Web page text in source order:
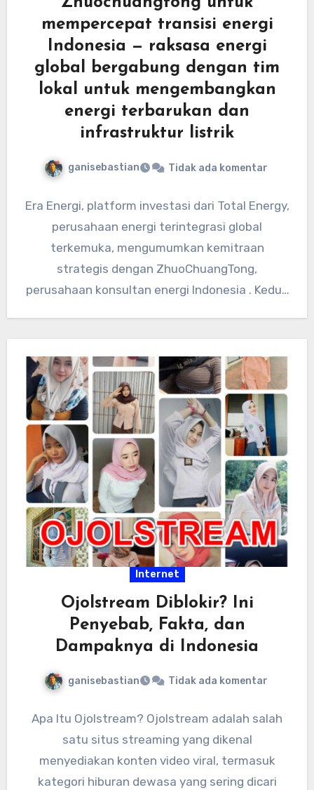
mempercepat transisi energi
Indonesia — raksasa energi
global bergabung dengan tim
lokal untuk mengembangkan
energi terbarukan dan
infrastruktur listrik
ganisebastian Tidak ada komentar
Era Energi, platform investasi dari Total Energy,
perusahaan energi terintegrasi global
terkemuka, mengumumkan kemitraan
strategis dengan ZhuoChuangTong,
perusahaan konsultan energi Indonesia . Kedua
Internet
Ojolstream Diblokir? Ini
Penyebab, Fakta, dan
Dampaknya di Indonesia
ganisebastian Tidak ada komentar
Apa Itu Ojolstream? Ojolstream adalah salah
satu situs streaming yang dikenal
menyediakan konten video viral, termasuk
kategori hiburan dewasa yang sering dicari